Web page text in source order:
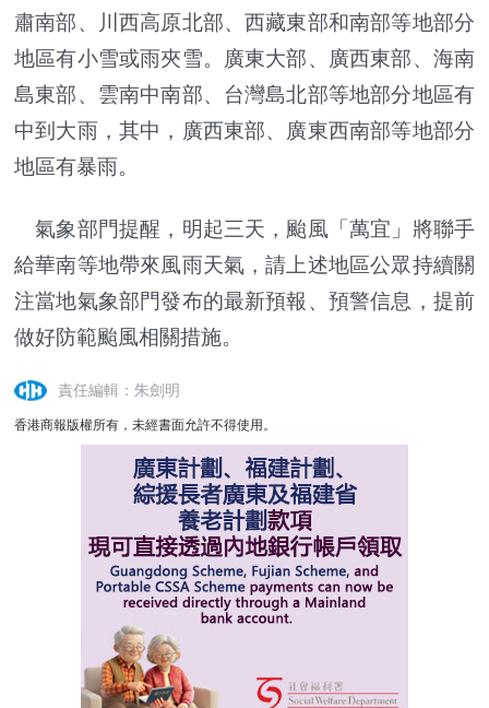
肅南部、川西高原北部、西藏東部和南部等地部分
地區有小雪或雨夾雪。廣東大部、廣西東部、海南
島東部、雲南中南部、台灣島北部等地部分地區有
中到大雨，其中，廣西東部、廣東西南部等地部分
地區有暴雨。
氣象部門提醒，明起三天，颱風「萬宜」將聯手
給華南等地帶來風雨天氣，請上述地區公眾持續關
注當地氣象部門發布的最新預報、預警信息，提前
做好防範颱風相關措施。
責任編輯：朱劍明
香港商報版權所有，未經書面允許不得使用。